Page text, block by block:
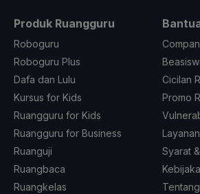
Produk Ruangguru
Roboguru
Roboguru Plus
Dafa dan Lulu
Kursus for Kids
Ruangguru for Kids
Ruangguru for Business
Ruanguji
Ruangbaca
Ruangkelas
Cicilan
Promo
Syarat